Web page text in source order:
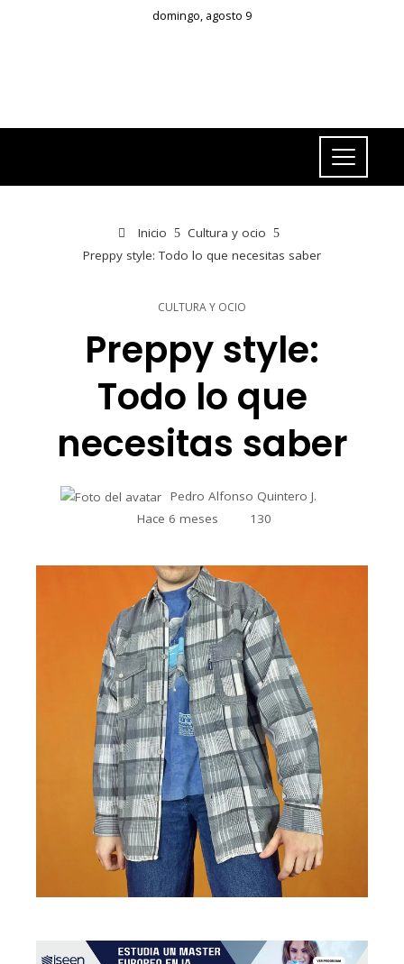
domingo, agosto 9
Inicio
Cultura y ocio
Preppy style: Todo lo que necesitas saber
CULTURA Y OCIO
Preppy style:
Todo lo que
necesitas saber
Pedro Alfonso Quintero J.
Hace 6 meses
130